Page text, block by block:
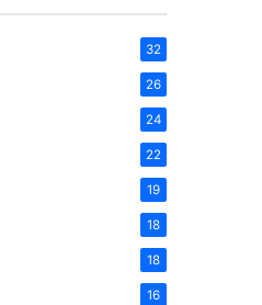
32
26
24
22
19
18
18
16